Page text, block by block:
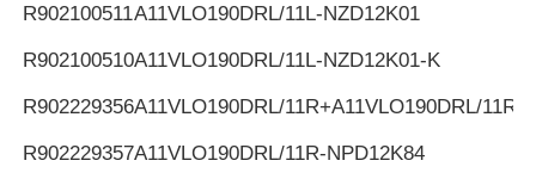
R902100511A11VLO190DRL/11L-NZD12K01
R902100510A11VLO190DRL/11L-NZD12K01-K
R902229356A11VLO190DRL/11R+A11VLO190DRL/11R
R902229357A11VLO190DRL/11R-NPD12K84